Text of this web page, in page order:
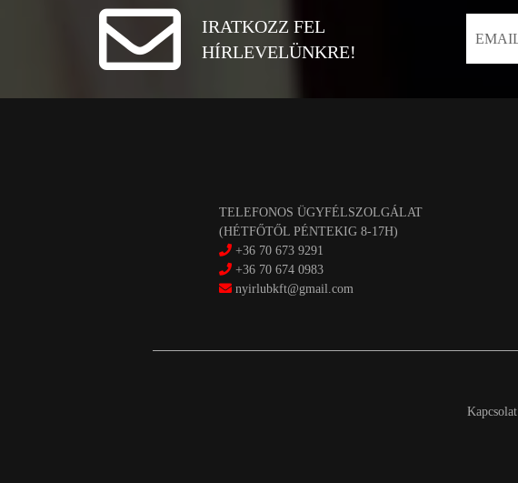
IRATKOZZ FEL
HÍRLEVELÜNKRE!
TELEFONOS ÜGYFÉLSZOLGÁLAT
(HÉTFŐTŐL PÉNTEKIG 8-17H)
+36 70 673 9291
+36 70 674 0983
nyirlubkft@gmail.com
Kapcsolat